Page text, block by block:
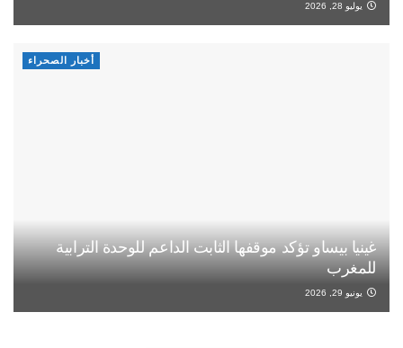
يوليو 28, 2026
أخبار الصحراء
غينيا بيساو تؤكد موقفها الثابت الداعم للوحدة الترابية
للمغرب
يونيو 29, 2026